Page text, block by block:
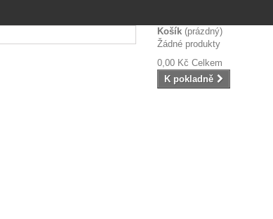
Košík (prázdný)
Žádné produkty
0,00 Kč Celkem
K pokladně